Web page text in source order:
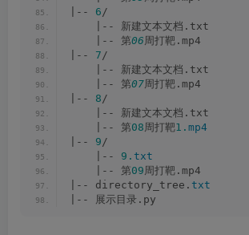
|-- 6 /
    |-- 新建文本文档.txt
    |-- 第
06周打靶.mp4
|-- 7 /
    |-- 新建文本文档.txt
    |-- 第
07周打靶.mp4
|-- 8 /
    |-- 新建文本文档.txt
    |-- 第
08周打靶1. mp4
|-- 9 /
    |--
9. txt
    |-- 第
09周打靶.mp4
|-- directory_tree. txt
|-- 展示目录.py